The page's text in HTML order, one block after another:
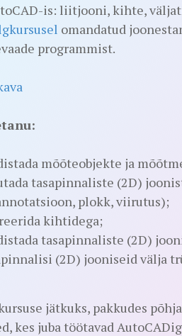
is: liitjooni, kihte,
omandatud
programmist.
mõõteobjekte ja
tasapinnaliste (2D)
plokk, viirutus);
kihtidega;
tasapinnaliste (2D)
(2D) jooniseid välja
jätkuks, pakkudes
kes juba töötavad